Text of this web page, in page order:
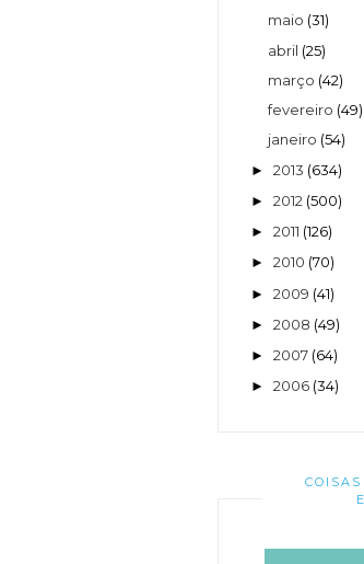
maio (31)
abril (25)
março (42)
fevereiro (49)
janeiro (54)
► 2013 (634)
► 2012 (500)
► 2011 (126)
► 2010 (70)
► 2009 (41)
► 2008 (49)
► 2007 (64)
► 2006 (34)